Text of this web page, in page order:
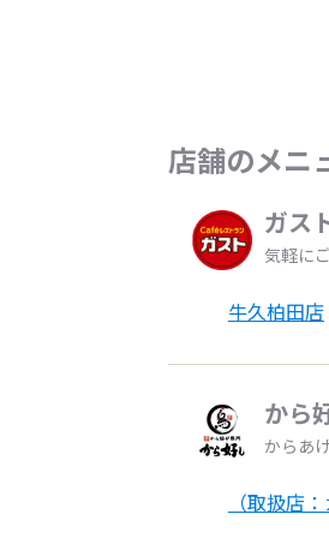
店舗のメニ
ガス
気軽に
牛久柏田店
から
からあ
（取扱店